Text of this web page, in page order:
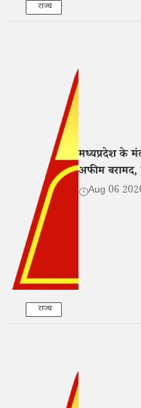
राज्य
राज्य
मध्यप्रदेश के
अफीम बरामद,
Aug 06